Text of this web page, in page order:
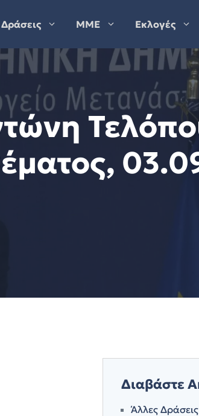
Δράσεις ΜΜΕ Εκλογές
Διαβάστε
Άλλες Δράσεις